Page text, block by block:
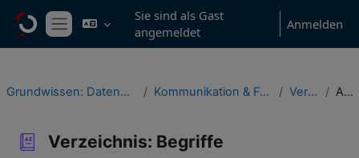
Website-Übersicht
Sie sind als Gast
angemeldet
Anmelden
Grundwissen: Datenmanagement in Studium & wissenschaftlicher Praxis Kommunikation & Feedback, Verzeichnisse & Informationsressourcen Verzeichnis: Begriffe Alphabetisch
Verzeichnis: Begriffe